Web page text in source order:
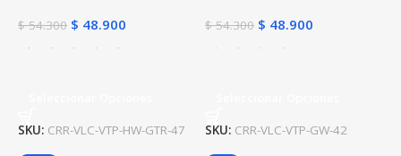
$54.300 $ 48.900
SKU: CRR-VLC-VTP-HW-GTR-47
$54.300 $ 48.900
SKU: CRR-VLC-VTP-GW-42